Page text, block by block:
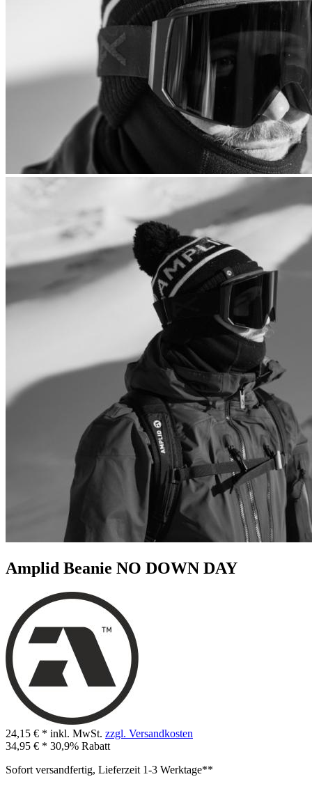
Amplid Beanie NO DOWN DAY
24,15 € * inkl. MwSt. zzgl. Versandkosten
34,95 € * 30,9% Rabatt
Sofort versandfertig, Lieferzeit 1-3 Werktage**